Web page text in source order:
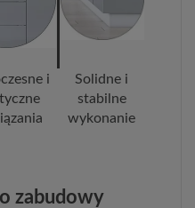
i
Solidne i
stabilne
wykonanie
zabudowy